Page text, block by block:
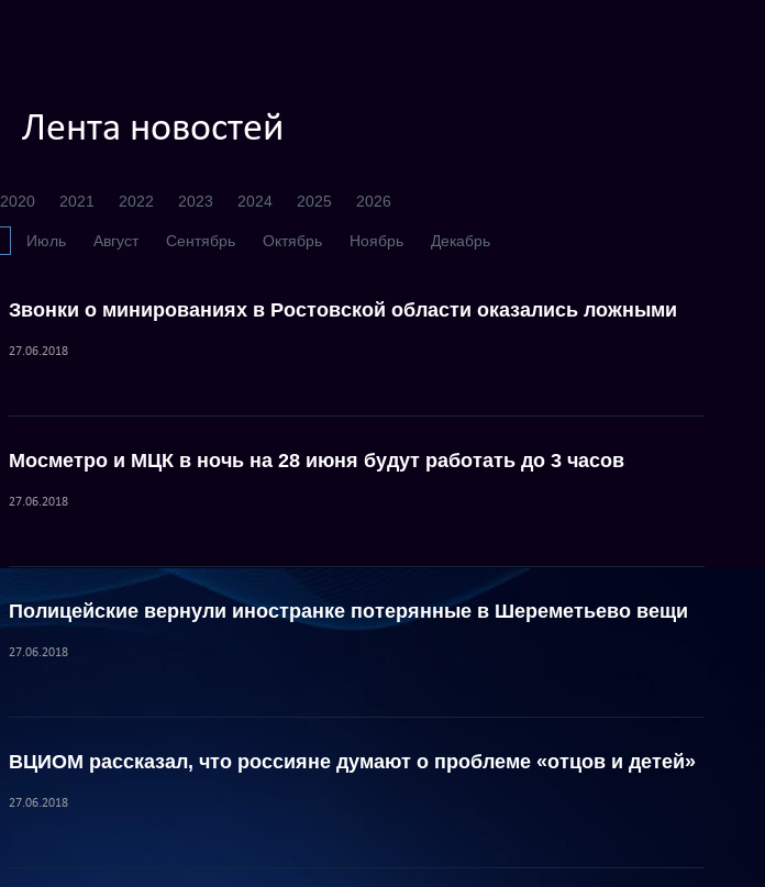
Лента новостей
2020 2021 2022 2023 2024 2025 2026
Июль Август Сентябрь Октябрь Ноябрь Декабрь
Звонки о минированиях в Ростовской области оказались ложными
27.06.2018
Мосметро и МЦК в ночь на 28 июня будут работать до 3 часов
27.06.2018
Полицейские вернули иностранке потерянные в Шереметьево вещи
27.06.2018
ВЦИОМ рассказал, что россияне думают о проблеме «отцов и детей»
27.06.2018